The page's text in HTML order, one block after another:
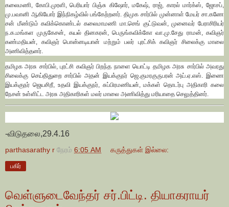
கலைமணி, கோபி.முரளி, பெரியார் பிஞ்சு கிஷோர், மகேஷ், ராஜ், காரல் மார்க்ஸ், ஜோசப்,
மு.பவானி ஆகியோர் இந்நிகழ்வில் பங்கேற்றனர். திமுக சார்பில் முன்னாள் மேயர் சா.கணே
சன் மீண்டும் கவிக்கொண்டல் கலைமாமணி மா.செங் குட்டுவன், முனைவர் பேராசிரியர்
ந.க.மங்கள முருகேசன், கயல் தினகரன், பெருங்கவிக்கோ வா.மு.சேது ராமன், கவிஞர்
கண்மதியன், கவிஞர் பொன்னடியான் மற்றும் பலர் புரட்சிக் கவிஞர் சிலைக்கு மாலை
அணிவித்தனர்.
தமிழக அரசு சார்பில், புரட்சி கவிஞர் பிறந்த நாளை யொட்டி தமிழக அரசு சார்பில் அவரது
சிலைக்கு செய்திதுறை சார்பில் அதன் இயக்குநர் ஜெ.குமரகுருபரன் அய்.ஏ.எஸ். இணை
இயக்குநர் ஜெயசிறீ, உதவி இயக்குநர், சுப்பிரமணியன், மக்கள் தொடர்பு அதிகாரி கலை
நேசன் உள்ளிட்ட அரசு அதிகாரிகள் மலர் மாலை அணிவித்து மரியாதை செலுத்தினர்.
-விடுதலை,29.4.16
parthasarathy r நேரம் 6:05 AM கருத்துகள் இல்லை:
பகிர்
வெள்ளுடைவேந்தர் சர்.பிட்டி. தியாகராயர்